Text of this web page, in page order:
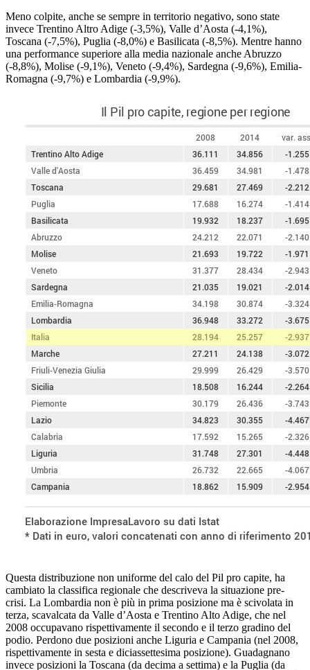
Meno colpite, anche se sempre in territorio negativo, sono state
invece Trentino Altro Adige (-3,5%), Valle d’Aosta (-4,1%),
Toscana (-7,5%), Puglia (-8,0%) e Basilicata (-8,5%). Mentre hanno
una performance superiore alla media nazionale anche Abruzzo
(-8,8%), Molise (-9,1%), Veneto (-9,4%), Sardegna (-9,6%), Emilia-
Romagna (-9,7%) e Lombardia (-9,9%).
Questa distribuzione non uniforme del calo del Pil pro capite, ha
cambiato la classifica regionale che descriveva la situazione pre-
crisi. La Lombardia non è più in prima posizione ma è scivolata in
terza, scavalcata da Valle d’Aosta e Trentino Alto Adige, che nel
2008 occupavano rispettivamente il secondo e il terzo gradino del
podio. Perdono due posizioni anche Liguria e Campania (nel 2008,
rispettivamente in sesta e diciassettesima posizione). Guadagnano
invece posizioni la Toscana (da decima a settima) e la Puglia (da